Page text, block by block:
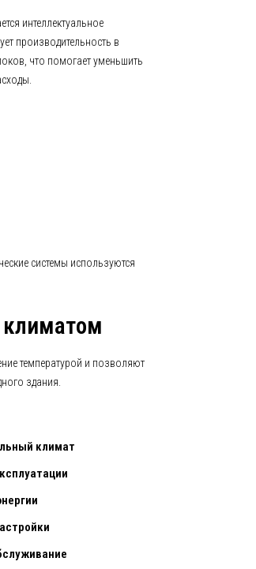
интеллектуальное
производительность в
что помогает уменьшить
системы используются
температурой и позволяют
здания.
климат